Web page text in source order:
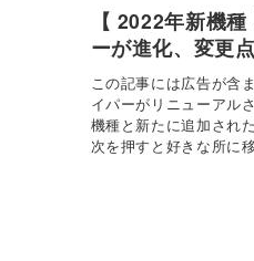
【 2022年新機
ーが進化、変更
この記事には広告が含
イパーがリニューアル
機種と新たに追加され
次を押すと好きな所に